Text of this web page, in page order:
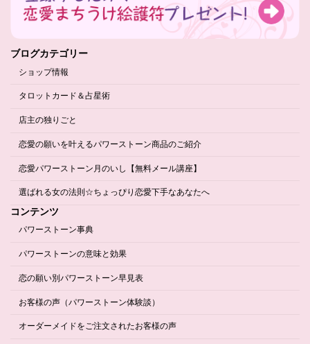
ブログカテゴリー
ショップ情報
タロットカード＆占星術
店主の独りごと
恋愛の願いを叶えるパワーストーン商品のご紹介
恋愛パワーストーン月のいし【無料メール講座】
選ばれる女の法則☆ちょっぴり恋愛下手なあなたへ
コンテンツ
パワーストーン事典
パワーストーンの意味と効果
恋の願い別パワーストーン早見表
お客様の声（パワーストーン体験談）
オーダーメイドをご注文されたお客様の声